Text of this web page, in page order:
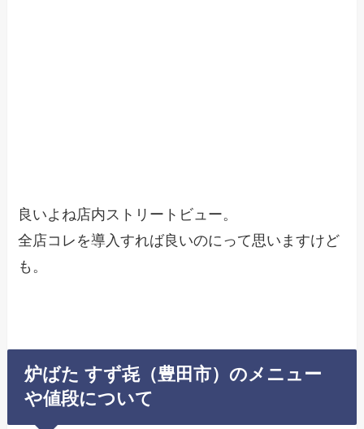
良いよね店内ストリートビュー。
全店コレを導入すれば良いのにって思いますけど
も。
炉ばた すず㐂（豊田市）のメニュー
や値段について